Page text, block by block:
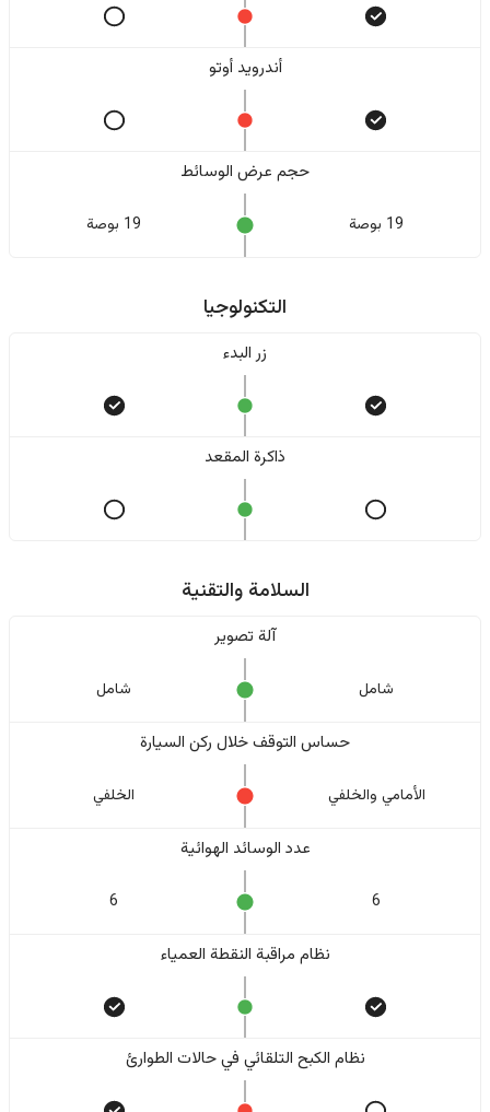
أندرويد أوتو
حجم عرض الوسائط
19 بوصة 19 بوصة
التكنولوجيا
زر البدء
ذاكرة المقعد
السلامة والتقنية
آلة تصوير
شامل شامل
حساس التوقف خلال ركن السيارة
الأمامي والخلفي الخلفي
عدد الوسائد الهوائية
6
6
نظام مراقبة النقطة العمياء
نظام الكبح التلقائي في حالات الطوارئ